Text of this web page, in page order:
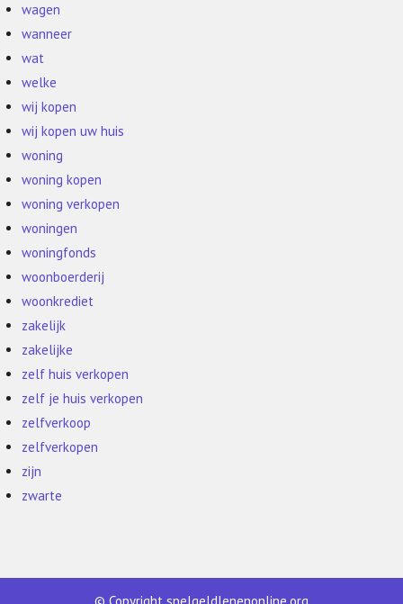
wagen
wanneer
wat
welke
wij kopen
wij kopen uw huis
woning
woning kopen
woning verkopen
woningen
woningfonds
woonboerderij
woonkrediet
zakelijk
zakelijke
zelf huis verkopen
zelf je huis verkopen
zelfverkoop
zelfverkopen
zijn
zwarte